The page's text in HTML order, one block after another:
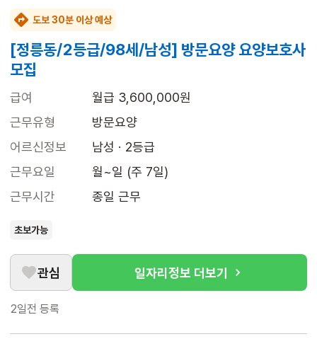
도보 30분 이상 예상
[정릉동/2등급/98세/남성] 방문요양 요양보호사
모집
급여
월급 3,600,000원
근무유형
방문요양
어르신정보
남성 · 2등급
근무요일
월~일 (주 7일)
근무시간
종일 근무
초보가능
관심 일자리정보 더보기
2일전 등록